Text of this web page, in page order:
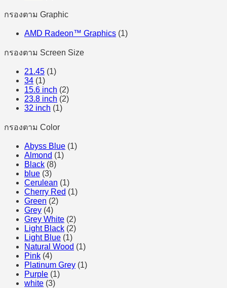
กรองตาม Graphic
AMD Radeon™ Graphics (1)
กรองตาม Screen Size
21.45 (1)
34 (1)
15.6 inch (2)
23.8 inch (2)
32 inch (1)
กรองตาม Color
Abyss Blue (1)
Almond (1)
Black (8)
blue (3)
Cerulean (1)
Cherry Red (1)
Green (2)
Grey (4)
Grey White (2)
Light Black (2)
Light Blue (1)
Natural Wood (1)
Pink (4)
Platinum Grey (1)
Purple (1)
white (3)